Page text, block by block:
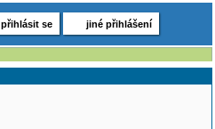
přihlásit se jiné přihlášení